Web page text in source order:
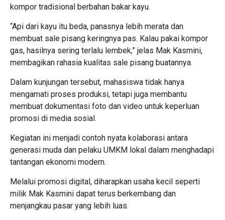
kompor tradisional berbahan bakar kayu.
“Api dari kayu itu beda, panasnya lebih merata dan
membuat sale pisang keringnya pas. Kalau pakai kompor
gas, hasilnya sering terlalu lembek,” jelas Mak Kasmini,
membagikan rahasia kualitas sale pisang buatannya.
Dalam kunjungan tersebut, mahasiswa tidak hanya
mengamati proses produksi, tetapi juga membantu
membuat dokumentasi foto dan video untuk keperluan
promosi di media sosial.
Kegiatan ini menjadi contoh nyata kolaborasi antara
generasi muda dan pelaku UMKM lokal dalam menghadapi
tantangan ekonomi modern.
Melalui promosi digital, diharapkan usaha kecil seperti
milik Mak Kasmini dapat terus berkembang dan
menjangkau pasar yang lebih luas.